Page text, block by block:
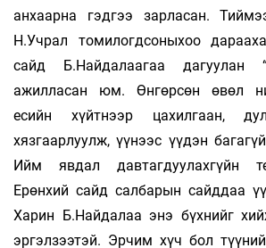
анхаарна гэдгээ зарласан.
Н.Учрал томилогдсоныхоо
сайд Б.Найдалаагаа дагуулан
ажилласан юм. Өнгөрсөн өвөл
есийн хүйтнээр цахилгаан,
хязгаарлуулж, үүнээс үүдэн
Ийм явдал давтагдуулахгүйн
Ерөнхий сайд салбарын сайддаа
Харин Б.Найдалаа энэ бүхнийг
эргэлзээтэй. Эрчим хүч бол